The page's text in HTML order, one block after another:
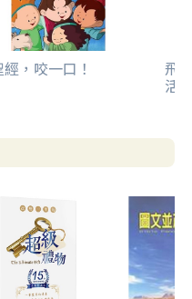
經，咬一口！ 飛
活